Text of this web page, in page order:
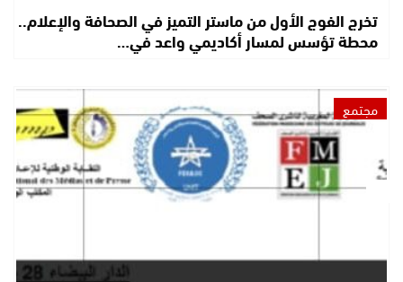
تخرج الفوج الأول من ماستر التميز في الصحافة والإعلام..
محطة تؤسس لمسار أكاديمي واعد في…
مجتمع